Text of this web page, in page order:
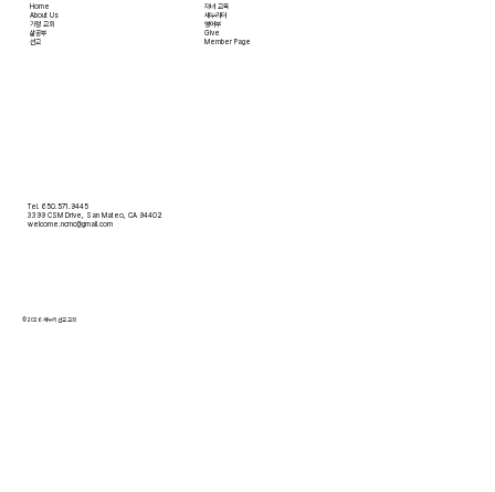
Home
About Us
​가정 교회
​삶공부
​선교
자녀 교육
새누리터
영어부
Give
Member Page
Tel. 650.571.9445
3399 CSM Drive, San Mateo, CA 94402
welcome.ncmc@gmail.com
© 2026 새누리 선교 교회